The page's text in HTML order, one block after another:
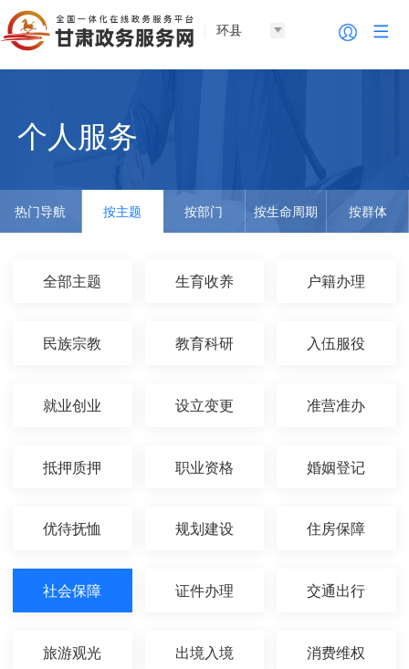
环县
个人服务
热门导航 按主题 按部门 按生命周期 按群体
全部主题 生育收养 户籍办理
民族宗教 教育科研 入伍服役
就业创业 设立变更 准营准办
抵押质押 职业资格 婚姻登记
优待抚恤 规划建设 住房保障
社会保障 证件办理 交通出行
旅游观光 出境入境 消费维权